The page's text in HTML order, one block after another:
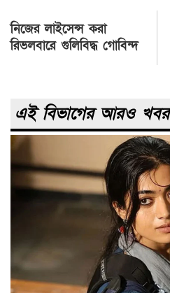
Post
navigation
নিজের লাইসেন্স করা
রিভলবারে গুলিবিদ্ধ গোবিন্দ
এই বিভাগের আরও খবর